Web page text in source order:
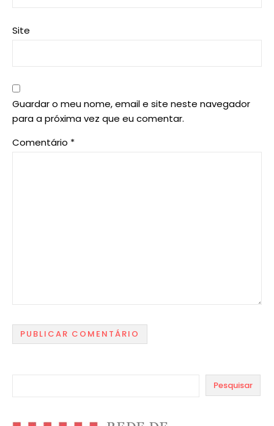
Site
Guardar o meu nome, email e site neste navegador
para a próxima vez que eu comentar.
Comentário *
Pesquisar